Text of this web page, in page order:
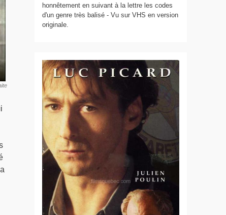
honnêtement en suivant à la lettre les codes
d'un genre très balisé - Vu sur VHS en version
originale.